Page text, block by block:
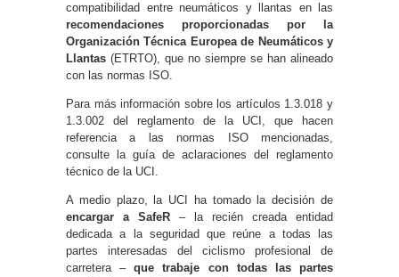
compatibilidad entre neumáticos y llantas en las
recomendaciones proporcionadas por la
Organización Técnica Europea de Neumáticos y
Llantas (ETRTO), que no siempre se han alineado
con las normas ISO.
Para más información sobre los artículos 1.3.018 y
1.3.002 del reglamento de la UCI, que hacen
referencia a las normas ISO mencionadas,
consulte la guía de aclaraciones del reglamento
técnico de la UCI.
A medio plazo, la UCI ha tomado la decisión de
encargar a SafeR – la recién creada entidad
dedicada a la seguridad que reúne a todas las
partes interesadas del ciclismo profesional de
carretera –que trabaje con todas las partes